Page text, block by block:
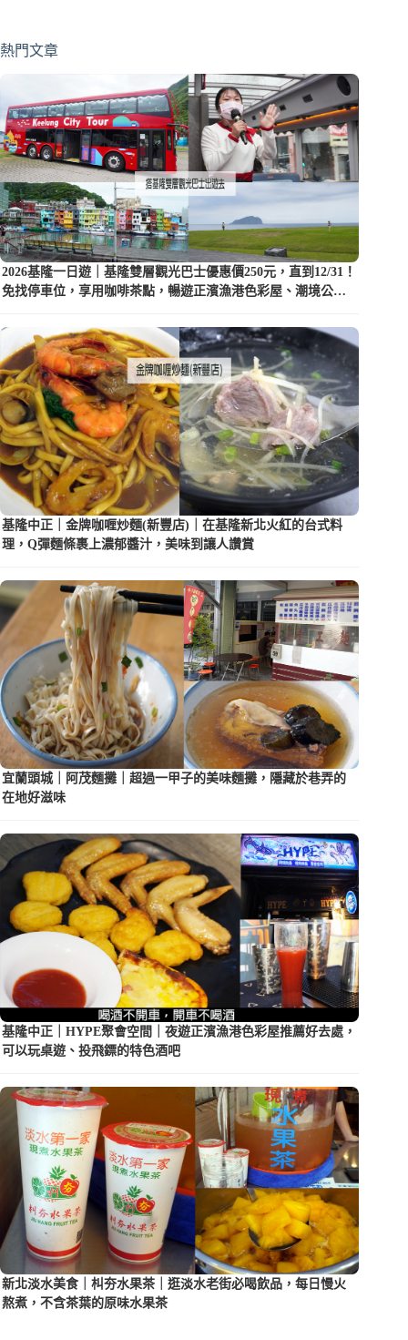
熱門文章
2026基隆一日遊｜基隆雙層觀光巴士優惠價250元，直到12/31！
免找停車位，享用咖啡茶點，暢遊正濱漁港色彩屋、潮境公園
基隆中正｜金牌咖喱炒麵(新豐店)｜在基隆新北火紅的台式料
理，Q彈麵條裹上濃郁醬汁，美味到讓人讚賞
宜蘭頭城｜阿茂麵攤｜超過一甲子的美味麵攤，隱藏於巷弄的
在地好滋味
基隆中正｜HYPE聚會空間｜夜遊正濱漁港色彩屋推薦好去處，
可以玩桌遊、投飛鏢的特色酒吧
新北淡水美食｜朻夯水果茶｜逛淡水老街必喝飲品，每日慢火
熬煮，不含茶葉的原味水果茶